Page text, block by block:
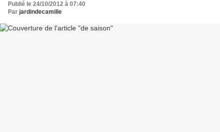
Publié le 24/10/2012 à 07:40
Par jardindecamille